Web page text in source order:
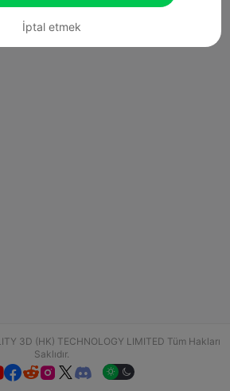
3D (HK) TECHNOLOGY LIMITED Tüm Hakları
Saklıdır.
  
İptal etmek